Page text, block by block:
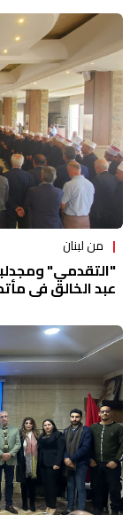
من لبنان
"التقدمي"
عبد الخالق في